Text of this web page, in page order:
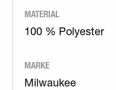
MATERIAL
100 % Polyester
MARKE
Milwaukee